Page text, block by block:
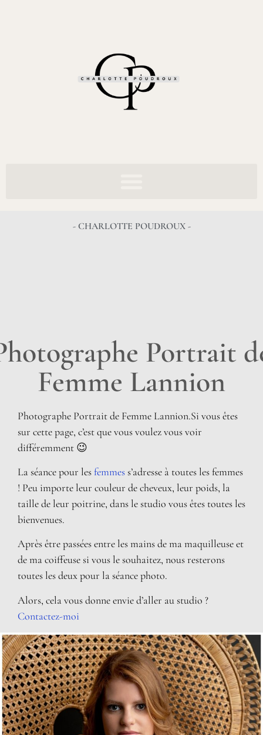
- CHARLOTTE POUDROUX -
Portrait
Femme Lannion
Photographe Portrait de Femme Lannion.Si vous êtes
sur cette page, c’est que vous voulez vous voir
différemment 😉
La séance pour lesfemmess’adresse à toutes les femmes
! Peu importe leur couleur de cheveux, leur poids, la
taille de leur poitrine, dans le studio vous êtes toutes les
bienvenues.
Après être passées entre les mains de ma maquilleuse et
de ma coiffeuse si vous le souhaitez, nous resterons
toutes les deux pour la séance photo.
Alors, cela vous donne envie d’aller au studio ?
Contactez-moi